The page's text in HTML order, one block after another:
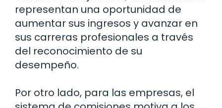
representan una oportunidad de
aumentar sus ingresos y avanzar en
sus carreras profesionales a través
del reconocimiento de su
desempeño.
Por otro lado, para las empresas, el